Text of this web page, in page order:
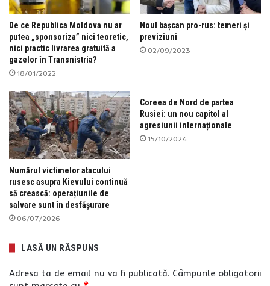
De ce Republica Moldova nu ar
putea „sponsoriza” nici teoretic,
nici practic livrarea gratuită a
gazelor în Transnistria?
18/01/2022
Noul bașcan pro-rus: temeri și
previziuni
02/09/2023
Numărul victimelor atacului
rusesc asupra Kievului continuă
să crească: operațiunile de
salvare sunt în desfășurare
06/07/2026
Coreea de Nord de partea
Rusiei: un nou capitol al
agresiunii internaționale
15/10/2024
LASĂ UN RĂSPUNS
Adresa ta de email nu va fi publicată. Câmpurile obligatorii